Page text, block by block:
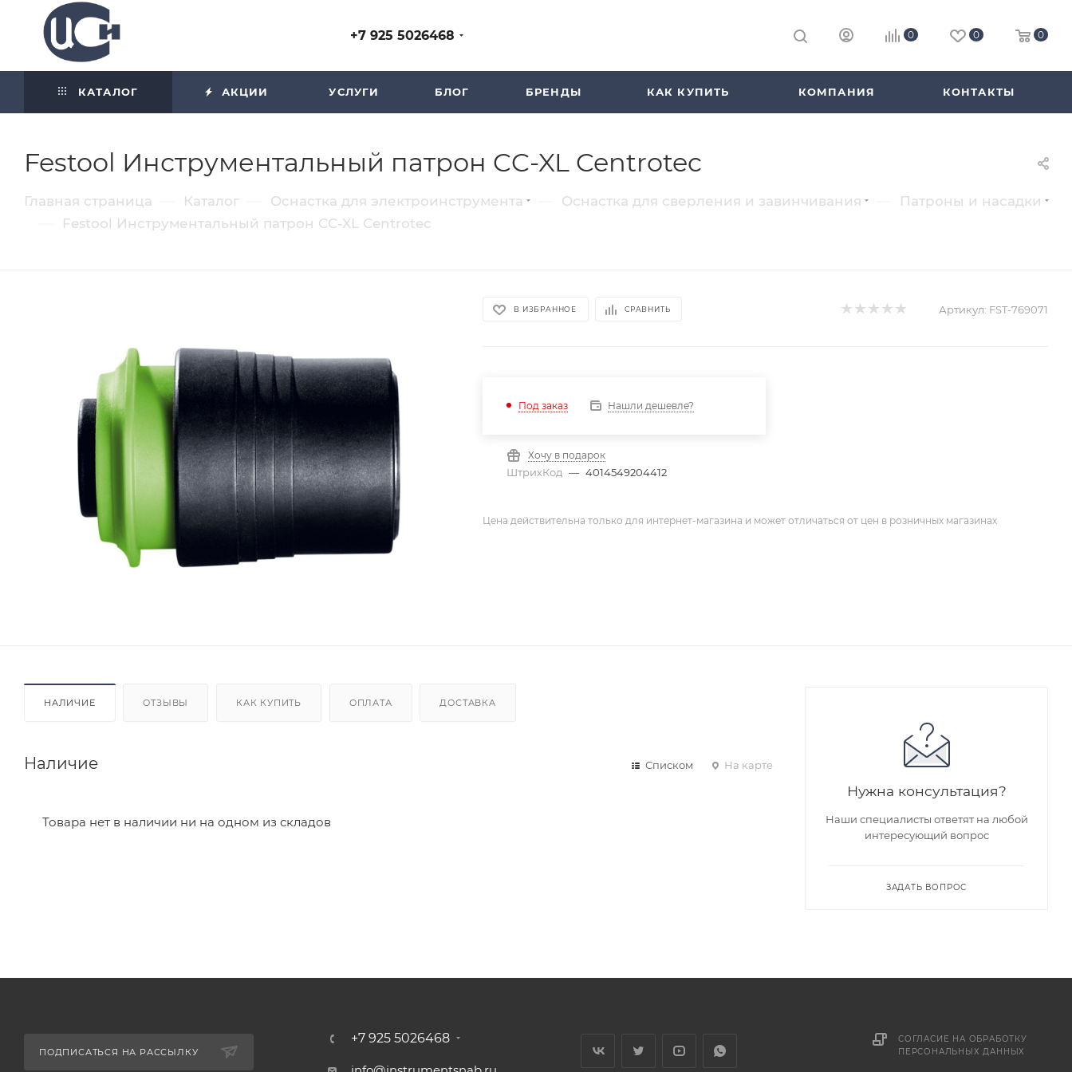
+7 925 5026468 0 0 0
КАТАЛОГ АКЦИИ УСЛУГИ БЛОГ БРЕНДЫ КАК КУПИТЬ КОМПАНИЯ КОНТАКТЫ
Festool Инструментальный патрон CC-XL Centrotec
Главная страница Каталог Оснастка для электроинструмента Оснастка для сверления и завинчивания Патроны и насадки
Festool Инструментальный патрон CC-XL Centrotec
В ИЗБРАННОЕ СРАВНИТЬ Артикул: FST-769071
Под заказ Нашли дешевле?
Хочу в подарок
ШтрихКод — 4014549204412
Цена действительна только для интернет-магазина и может отличаться от цен в розничных магазинах
НАЛИЧИЕ ОТЗЫВЫ КАК КУПИТЬ ОПЛАТА ДОСТАВКА
Наличие Списком На карте
Товара нет в наличии ни на одном из складов
Нужна консультация?
Наши специалисты ответят на любой
интересующий вопрос
ЗАДАТЬ ВОПРОС
ПОДПИСАТЬСЯ НА РАССЫЛКУ
+7 925 5026468
СОГЛАСИЕ НА ОБРАБОТКУ
ПЕРСОНАЛЬНЫХ ДАННЫХ